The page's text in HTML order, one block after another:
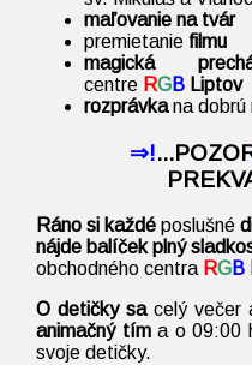
maľovanie na tvár
premietanie filmu
magická
centre RGB Liptov
rozprávkana dobrú
⇒!...
Ráno si každé poslušné
nájde balíček plný
obchodného centra RGB
O detičky sacelý večer
animačný tíma o 09:00
svoje detičky.